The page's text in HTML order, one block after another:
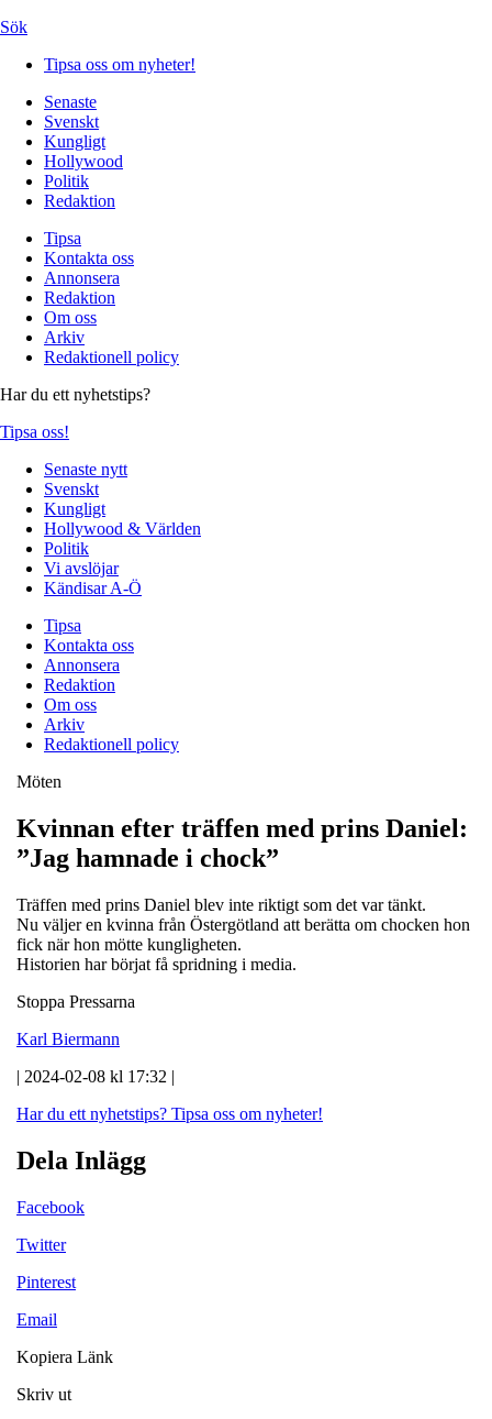
Sök
Tipsa oss om nyheter!
Senaste
Svenskt
Kungligt
Hollywood
Politik
Redaktion
Tipsa
Kontakta oss
Annonsera
Redaktion
Om oss
Arkiv
Redaktionell policy
Har du ett nyhetstips?
Tipsa oss!
Senaste nytt
Svenskt
Kungligt
Hollywood & Världen
Politik
Vi avslöjar
Kändisar A-Ö
Tipsa
Kontakta oss
Annonsera
Redaktion
Om oss
Arkiv
Redaktionell policy
Möten
Kvinnan efter träffen med prins Daniel:
”Jag hamnade i chock”
Träffen med prins Daniel blev inte riktigt som det var tänkt.
Nu väljer en kvinna från Östergötland att berätta om chocken hon
fick när hon mötte kungligheten.
Historien har börjat få spridning i media.
Stoppa Pressarna
Karl Biermann
| 2024-02-08 kl 17:32 |
Har du ett nyhetstips? Tipsa oss om nyheter!
Dela Inlägg
Facebook
Twitter
Pinterest
Email
Kopiera Länk
Skriv ut